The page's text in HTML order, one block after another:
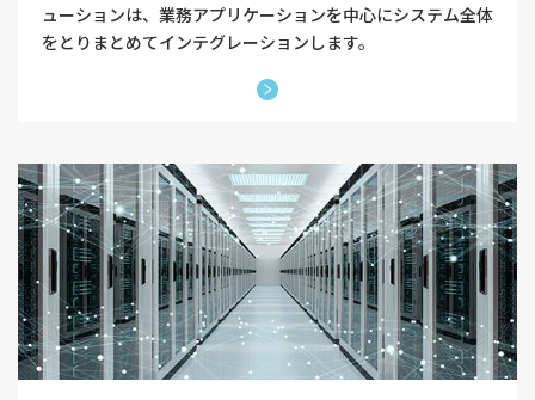
ューションは、業務アプリケーションを中心にシステム全体
をとりまとめてインテグレーションします。